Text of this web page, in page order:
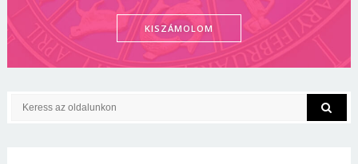
KISZÁMOLOM